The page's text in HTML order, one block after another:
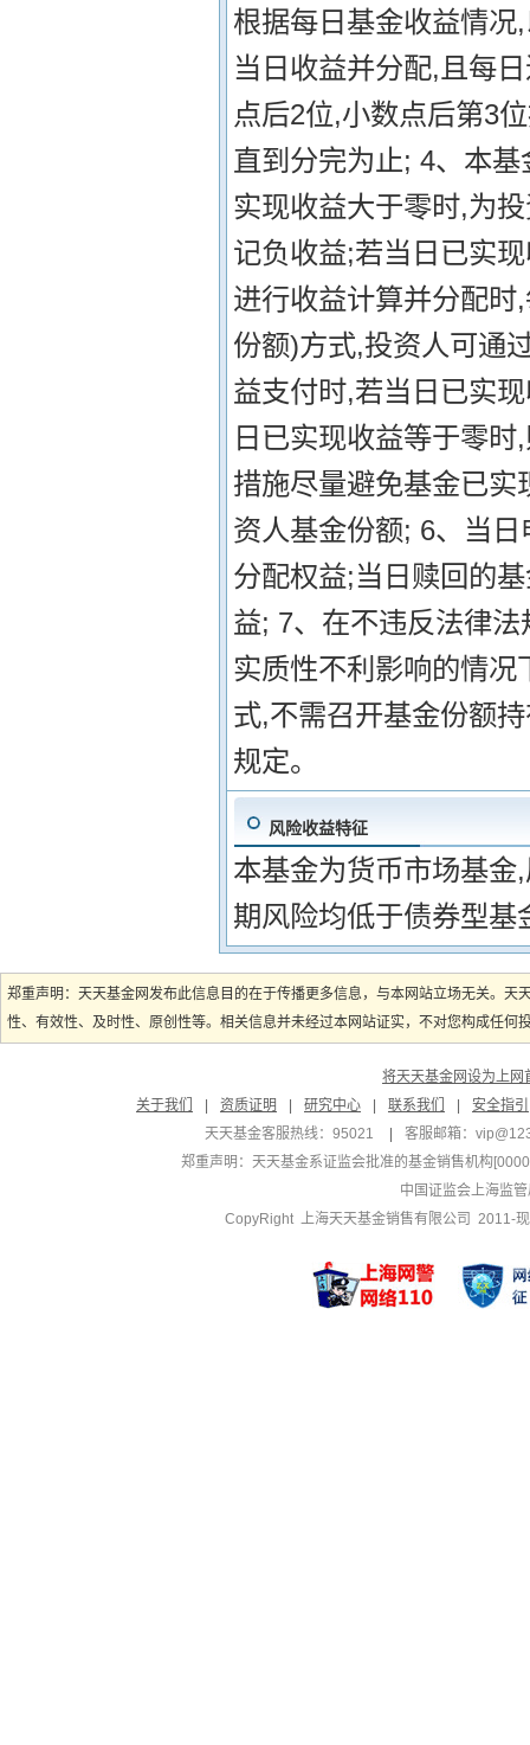
根据每日基金收益情
当日收益并分配,且每
点后2位,小数点后第3
直到分完为止; 4、本
实现收益大于零时,为
记负收益;若当日已实
进行收益计算并分配
份额)方式,投资人可通
益支付时,若当日已实
日已实现收益等于零
措施尽量避免基金已
资人基金份额; 6、当
分配权益;当日赎回的
益; 7、在不违反法律
实质性不利影响的情
式,不需召开基金份额
规定。
风险收益特征
本基金为货币市场基
期风险均低于债券型
郑重声明：天天基金网发布此信息目的在于传播更多信息，与本网站立场无关。
性、有效性、及时性、原创性等。相关信息并未经过本网站证实，不对您构成任
将天天基金网设为上网
关于我们
资质证明 研究中心 联系我们
安全指引
天天基金客服热线：95021
客服邮箱：
郑重声明：天天基金系证监会批准的基金销售机构
中国证监会上海监
CopyRight 上海天天基金销售有限公司 2011-